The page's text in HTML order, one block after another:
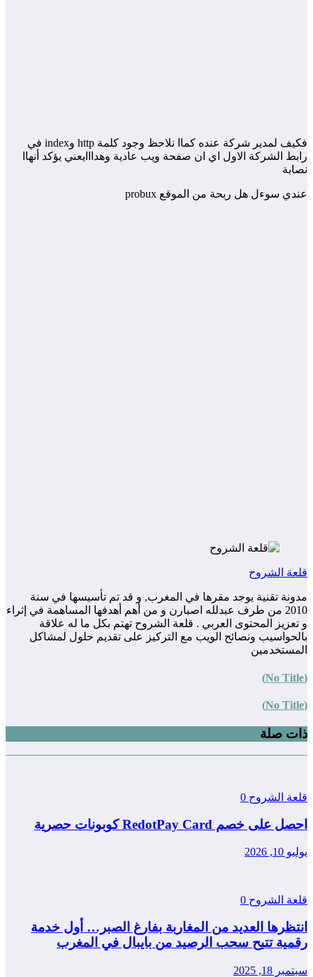
فكيف لمدير شركة عنده كماا نلاحظ وجود كلمة http وindex في
رابط الشركة الاول اي ان صفحة ويب عادية وهدااايعني يؤكد أنهاا
نصابة
عندي سوءل هل ربحة من الموقع probux
قلعة الشروح
مدونة تقنية يوجد مقرها في المغرب, و قد تم تأسيسها في سنة
2010 من طرف عبدلله اصبارن و من أهم أهدفها المساهمة في إثراء
و تعزيز المحتوى العربي . قلعة الشروح تهتم بكل ما له علاقة
بالحواسيب ونصائح الويب مع التركيز على تقديم حلول لمشاكل
المستخدمين
(No Title)
(No Title)
ذات صلة
قلعة الشروح 0
احصل على خصم RedotPay Card كوبونات حصرية
يوليو 10, 2026
قلعة الشروح 0
انتظرها العديد من المغاربة بفارغ الصبر… أول خدمة
رقمية تتيح سحب الرصيد من بايبال في المغرب
سبتمبر 18, 2025